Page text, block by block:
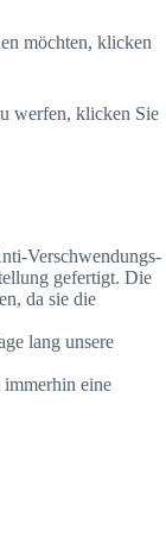
möchten, klicken
werfen, klicken Sie
Verschwendungs-
gefertigt. Die
da sie die
lang unsere
eine